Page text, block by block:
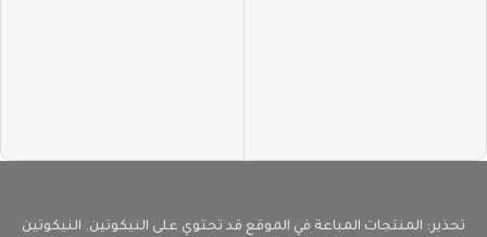
تحذير: المنتجات المباعة في الموقع قد تحتوي على النيكوتين. النيكوتين